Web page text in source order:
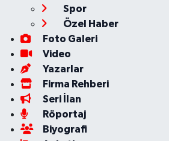
Spor
Özel Haber
Foto Galeri
Video
Yazarlar
Firma Rehberi
Seri İlan
Röportaj
Biyografi